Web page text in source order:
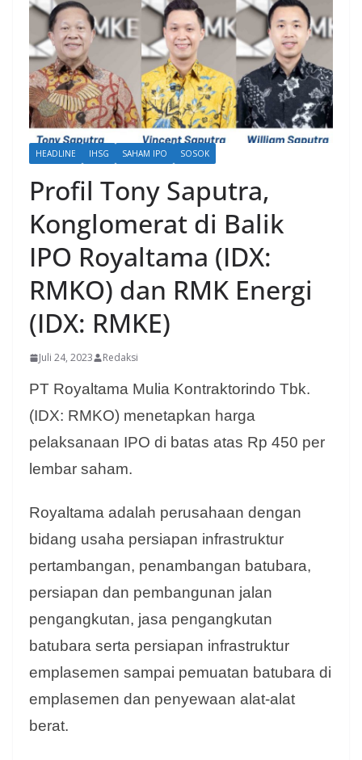
HEADLINE IHSG SAHAM IPO SOSOK
Profil Tony Saputra,
Konglomerat di Balik
IPO Royaltama (IDX:
RMKO) dan RMK Energi
(IDX: RMKE)
Juli 24, 2023 Redaksi
PT Royaltama Mulia Kontraktorindo Tbk.
(IDX: RMKO) menetapkan harga
pelaksanaan IPO di batas atas Rp 450 per
lembar saham.
Royaltama adalah perusahaan dengan
bidang usaha persiapan infrastruktur
pertambangan, penambangan batubara,
persiapan dan pembangunan jalan
pengangkutan, jasa pengangkutan
batubara serta persiapan infrastruktur
emplasemen sampai pemuatan batubara di
emplasemen dan penyewaan alat-alat
berat.